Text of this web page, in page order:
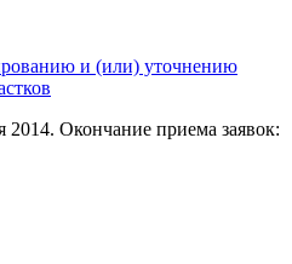
и (или) уточнению
2014. Окончание приема заявок: